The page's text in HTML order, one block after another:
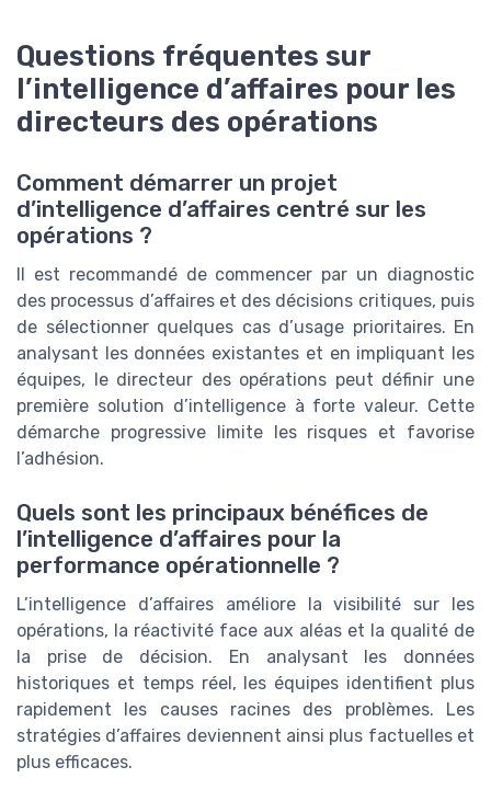
Questions fréquentes sur
l’intelligence d’affaires pour les
directeurs des opérations
Comment démarrer un projet
d’intelligence d’affaires centré sur les
opérations ?
Il est recommandé de commencer par un diagnostic
des processus d’affaires et des décisions critiques, puis
de sélectionner quelques cas d’usage prioritaires. En
analysant les données existantes et en impliquant les
équipes, le directeur des opérations peut définir une
première solution d’intelligence à forte valeur. Cette
démarche progressive limite les risques et favorise
l’adhésion.
Quels sont les principaux bénéfices de
l’intelligence d’affaires pour la
performance opérationnelle ?
L’intelligence d’affaires améliore la visibilité sur les
opérations, la réactivité face aux aléas et la qualité de
la prise de décision. En analysant les données
historiques et temps réel, les équipes identifient plus
rapidement les causes racines des problèmes. Les
stratégies d’affaires deviennent ainsi plus factuelles et
plus efficaces.